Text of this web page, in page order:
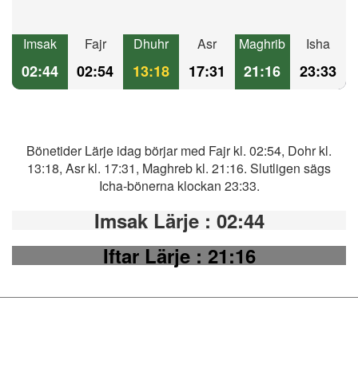
Imsak
02:44
Fajr
02:54
Dhuhr
13:18
Asr
17:31
Maghrib
21:16
Isha
23:33
Bönetider Lärje idag börjar med Fajr kl. 02:54, Dohr kl.
13:18, Asr kl. 17:31, Maghreb kl. 21:16. Slutligen sägs
Icha-bönerna klockan 23:33.
Imsak Lärje : 02:44
Iftar Lärje: 21:16